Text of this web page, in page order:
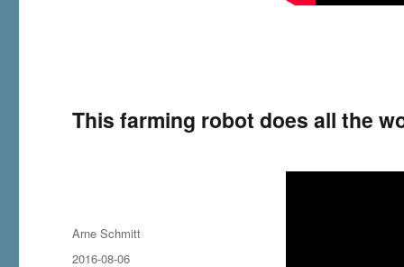
This farming robot does all the
Autor
Arne Schmitt
Veröffentlicht
2016-08-06